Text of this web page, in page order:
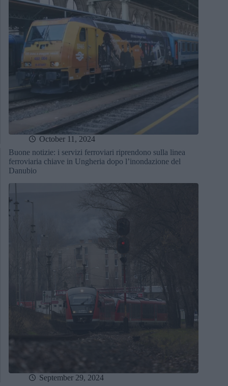
October 11, 2024
Buone notizie: i servizi ferroviari riprendono sulla linea
ferroviaria chiave in Ungheria dopo l’inondazione del
Danubio
September 29, 2024